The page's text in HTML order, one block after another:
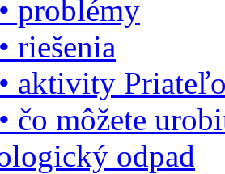
• problémy
• riešenia
• aktivity
• čo môžete
odpad